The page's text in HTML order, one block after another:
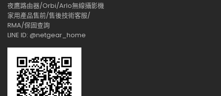
夜鷹路由器/Orbi/Arlo無線攝影機
家用產品售前/售後技術客服/
RMA/保固查詢
LINE ID: @netgear_home